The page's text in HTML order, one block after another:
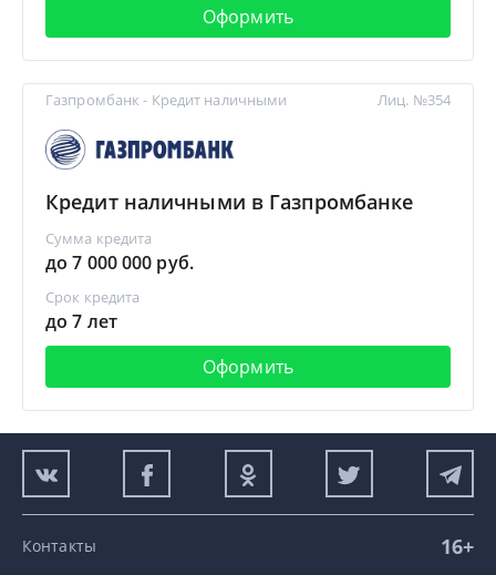
Оформить
Газпромбанк - Кредит наличными
Кредит наличными в Газпромбанке
Сумма кредита
до 7 000 000 руб.
Срок кредита
до 7 лет
Оформить
Лиц. №354
Контакты 16+